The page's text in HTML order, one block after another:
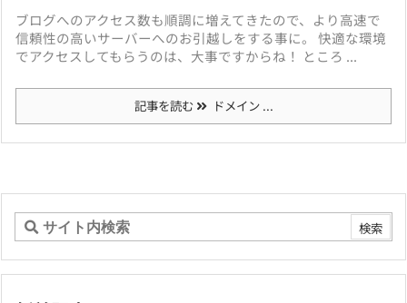
ブログへのアクセス数も順調に増えてきたので、より高速で
信頼性の高いサーバーへのお引越しをする事に。 快適な環境
でアクセスしてもらうのは、大事ですからね！ ところ ...
記事を読む ドメイン ...